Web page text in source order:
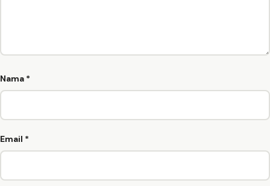
Nama *
Email *